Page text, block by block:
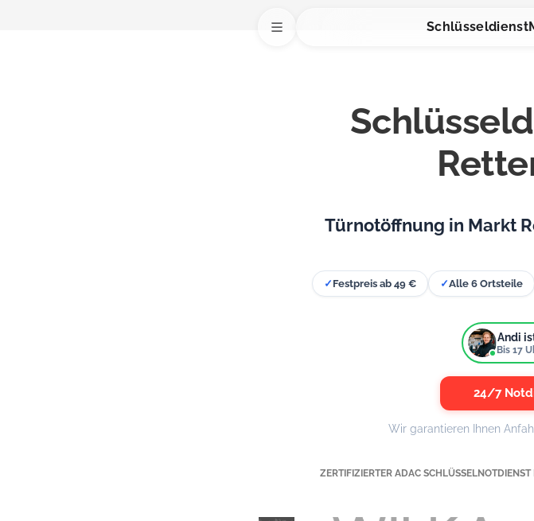
Schlüsseldienst
Türnotöffnung in Markt
✓ Festpreis ab 49 € ✓Alle 6 Ortsteile
Andi
Bis 17
24/7
Wir garantieren Ihnen
ZERTIFIZIERTER ADAC